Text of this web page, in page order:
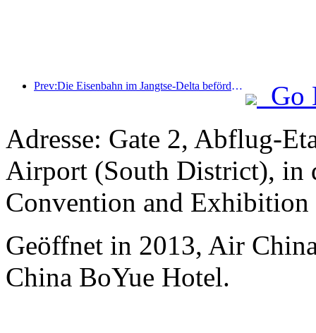
Prev:Die Eisenbahn im Jangtse-Delta beförderte während der Maifeiertage über 21,38 Millionen Fahrgäste.
Go
Adresse: Gate 2, Abflug-
Airport (South District), in
Convention and Exhibition
Geöffnet in 2013, Air
China BoYue Hotel.